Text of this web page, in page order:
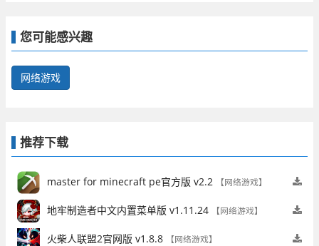
您可能感兴趣
网络游戏
推荐下载
master for minecraft pe官方版 v2.2 【网络游戏】
地牢制造者中文内置菜单版 v1.11.24 【网络游戏】
火柴人联盟2官网版 v1.8.8 【网络游戏】